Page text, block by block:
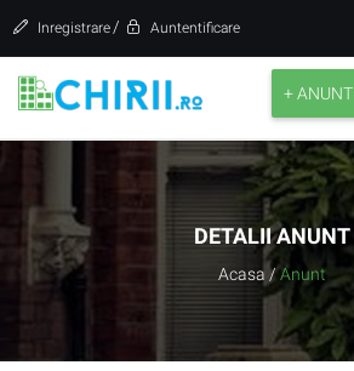
Inregistrare / Auntentificare
+ ANUNT
DETALII ANUNT
Acasa / Anunt